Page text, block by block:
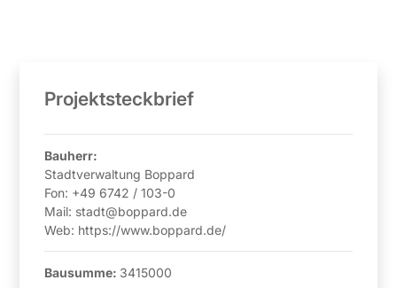
Projektsteckbrief
Bauherr:
Stadtverwaltung Boppard
Fon: +49 6742 / 103-0
Mail: stadt@boppard.de
Web: https://www.boppard.de/
Bausumme: 3415000